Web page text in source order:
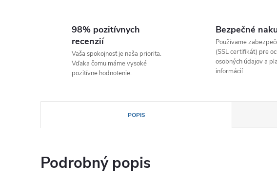
98% pozitívnych
recenzií
Vaša spokojnosť je naša priorita.
Vďaka čomu máme vysoké
pozitívne hodnotenie.
Bezpečné
Používame
(SSL certifikát) pre
osobných údajov a
informácií.
POPIS
Podrobný popis